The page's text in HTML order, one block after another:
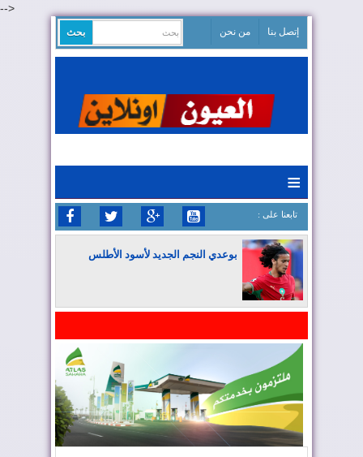
-->
إتصل بنا من نحن
≡
: تابعنا على
بوعدي النجم الجديد لأسود الأطلس
المغرب يعزز موقعه في صناعة الطيران